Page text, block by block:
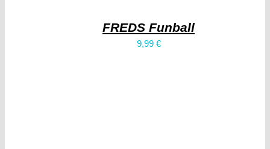
FREDS Funball
9,99 €